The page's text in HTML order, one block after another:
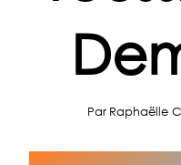
Par Raphaëlle